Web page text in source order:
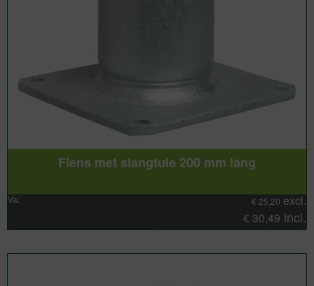
Flens met slangtule 200 mm lang
Va: € 25,20 excl.
€ 30,49 incl.